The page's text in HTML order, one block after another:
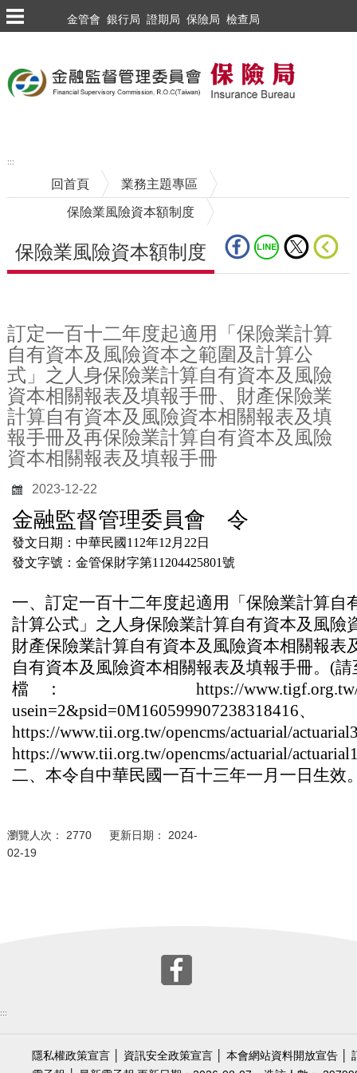
跳到主要內容區塊
金管會 銀行局 證期局 保險局 檢查局
:::
回首頁 業務主題專區
保險業風險資本額制度
保險業風險資本額制度
訂定一百十二年度起適用「保險業計算
自有資本及風險資本之範圍及計算公
式」之人身保險業計算自有資本及風險
資本相關報表及填報手冊、財產保險業
計算自有資本及風險資本相關報表及填
報手冊及再保險業計算自有資本及風險
資本相關報表及填報手冊
2023-12-22
金融監督管理委員會 令
發文日期：中華民國112年12月22日
發文字號：金管保財字第11204425801號
一、訂定一百十二年度起適用「保險業計算自
計算公式」之人身保險業計算自有資本及風險
財產保險業計算自有資本及風險資本相關報表
自有資本及風險資本相關報表及填報手冊。(
檔 ： https://www.tigf.org.tw/
https://www.tii.org.tw/opencms/actuarial/
https://www.tii.org.tw/opencms/actuarial/
二、本令自中華民國一百十三年一月一日生效
瀏覽人次： 2770 更新日期： 2024-
02-19
:::
隱私權政策宣言 資訊安全政策宣言 本會網站資料開放宣告